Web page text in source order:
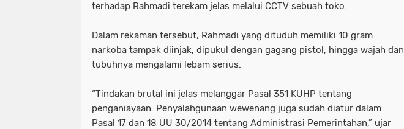
terhadap Rahmadi terekam jelas melalui CCTV sebuah toko.
Dalam rekaman tersebut, Rahmadi yang dituduh memiliki 10 gram
narkoba tampak diinjak, dipukul dengan gagang pistol, hingga wajah dan
tubuhnya mengalami lebam serius.
“Tindakan brutal ini jelas melanggar Pasal 351 KUHP tentang
penganiayaan. Penyalahgunaan wewenang juga sudah diatur dalam
Pasal 17 dan 18 UU 30/2014 tentang Administrasi Pemerintahan,” ujar